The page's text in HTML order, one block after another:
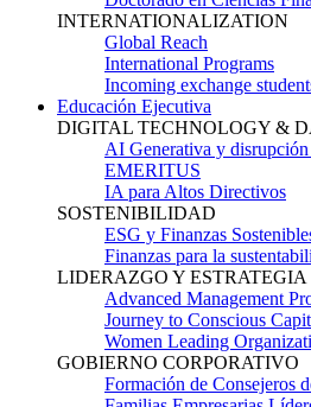
INTERNATIONALIZATION
Global Reach
International Programs
Incoming exchange
Educación Ejecutiva
DIGITAL TECHNOLOGY &
AI Generativa y
EMERITUS
IA para Altos Directivos
SOSTENIBILIDAD
ESG y Finanzas
Finanzas para la
LIDERAZGO Y ESTRATEGIA
Advanced Management
Journey to Conscious
Women Leading
GOBIERNO CORPORATIVO
Formación de Consejeros